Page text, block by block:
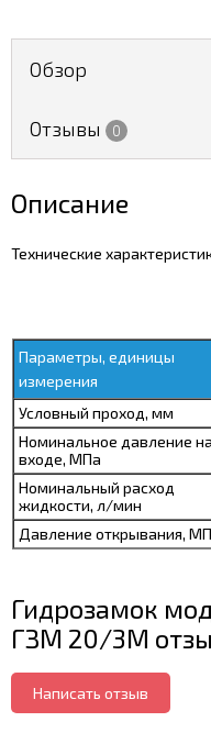
Обзор
Отзывы 0
Описание
Технические
Параметры, единицы
измерения
Условный проход, мм
Номинальное давление на
входе, МПа
Номинальный расход
жидкости, л/мин
Давление открывания,
Гидрозамок
ГЗМ 20/3М
Написать отзыв